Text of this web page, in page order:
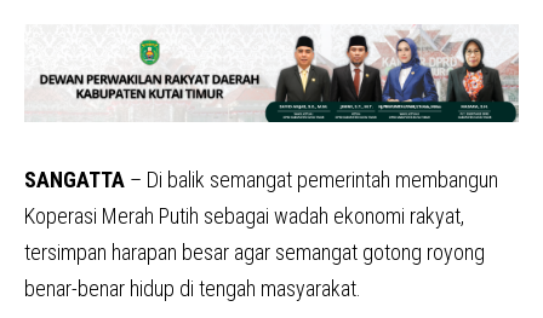
SANGATTA – Di balik semangat pemerintah membangun
Koperasi Merah Putih sebagai wadah ekonomi rakyat,
tersimpan harapan besar agar semangat gotong royong
benar-benar hidup di tengah masyarakat.